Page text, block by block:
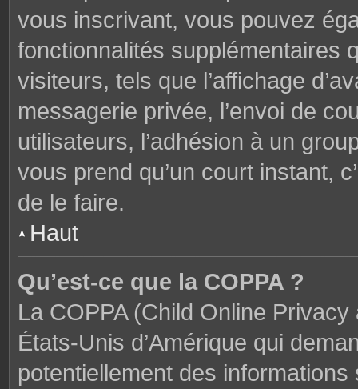
vous inscrivant, vous pouvez
fonctionnalités supplémentaires
visiteurs, tels que l’affichage
messagerie privée, l’envoi de
utilisateurs, l’adhésion à un
vous prend qu’un court instant,
de le faire.
Haut
Qu’est-ce que la COPPA ?
La COPPA (Child Online
États-Unis d’Amérique qui
potentiellement des